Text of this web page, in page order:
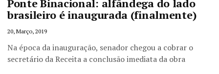
Ponte Binacional: alfândega do lado
brasileiro é inaugurada (finalmente)
20, Março, 2019
Na época da inauguração, senador chegou a cobrar o
secretário da Receita a conclusão imediata da obra